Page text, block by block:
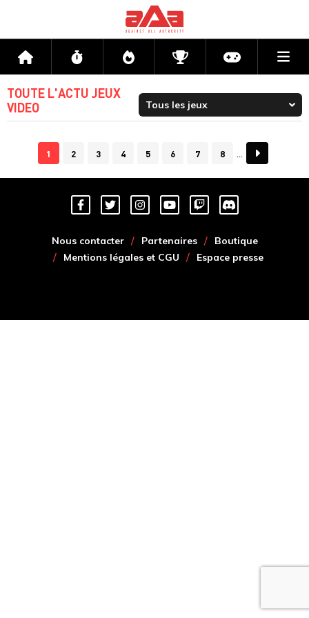
Accueil Flux Directs CompétitionsActu jeux
TOUTE L'ACTU JEUX
VIDEO
1 2 3 4 5 6 7 8
Nous contacter Partenaires
Boutique
Mentions légales et CGU
Espace presse